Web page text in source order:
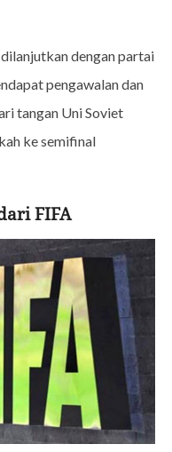
dengan partai
pengawalan dan
tangan Uni Soviet
ke semifinal
FIFA